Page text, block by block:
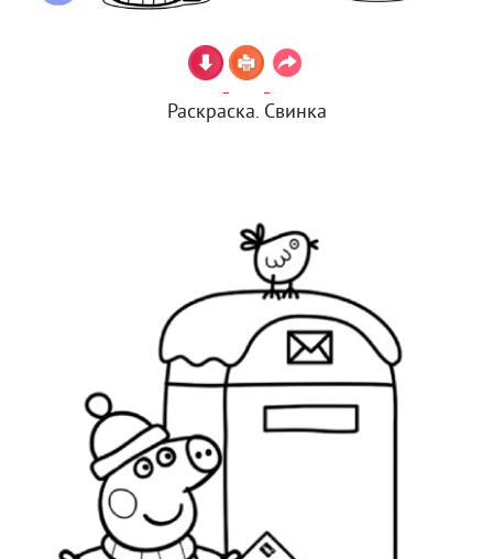
Раскраска. Свинка